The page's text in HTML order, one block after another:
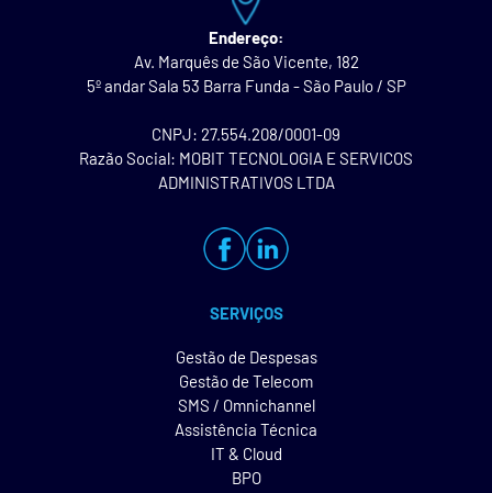
Endereço:
Av. Marquês de São Vicente, 182
5º andar Sala 53 Barra Funda - São Paulo / SP
CNPJ: 27.554.208/0001-09
Razão Social: MOBIT TECNOLOGIA E SERVICOS
ADMINISTRATIVOS LTDA
SERVIÇOS
Gestão de Despesas
Gestão de Telecom
SMS / Omnichannel
Assistência Técnica
IT & Cloud
BPO